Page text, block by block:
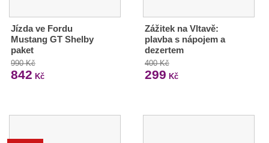
Jízda ve Fordu
Mustang GT Shelby
paket
990 Kč
842 Kč
Zážitek na Vltavě:
plavba s nápojem a
dezertem
400 Kč
299 Kč